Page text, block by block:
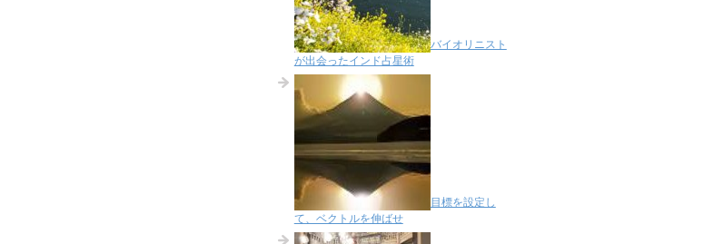
バイオリニスト
が出会ったインド占星術
目標を設定し
て、ベクトルを伸ばせ